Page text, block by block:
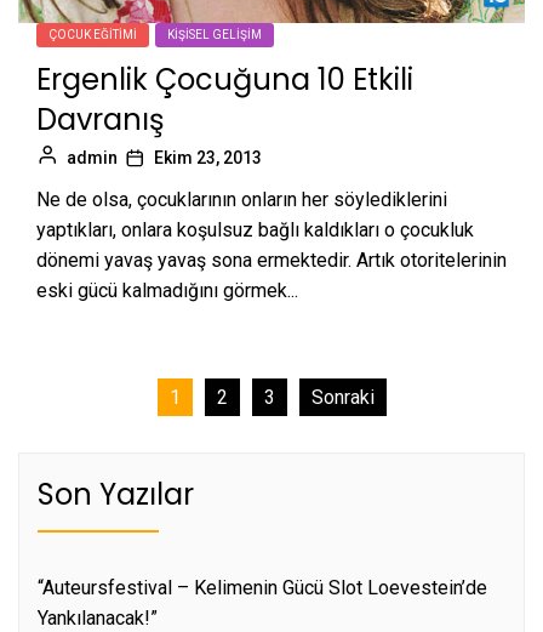
ÇOCUK EĞITIMI KIŞISEL GELIŞIM
Ergenlik Çocuğuna 10 Etkili
Davranış
admin Ekim 23, 2013
Ne de olsa, çocuklarının onların her söylediklerini
yaptıkları, onlara koşulsuz bağlı kaldıkları o çocukluk
dönemi yavaş yavaş sona ermektedir. Artık otoritelerinin
eski gücü kalmadığını görmek...
1 2 3 Sonraki
Son Yazılar
“Auteursfestival – Kelimenin Gücü Slot Loevestein’de
Yankılanacak!”